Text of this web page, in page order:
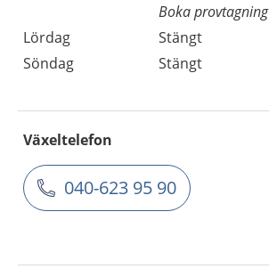
Boka provtagning
Lördag
Stängt
Söndag
Stängt
Växeltelefon
040-623 95 90